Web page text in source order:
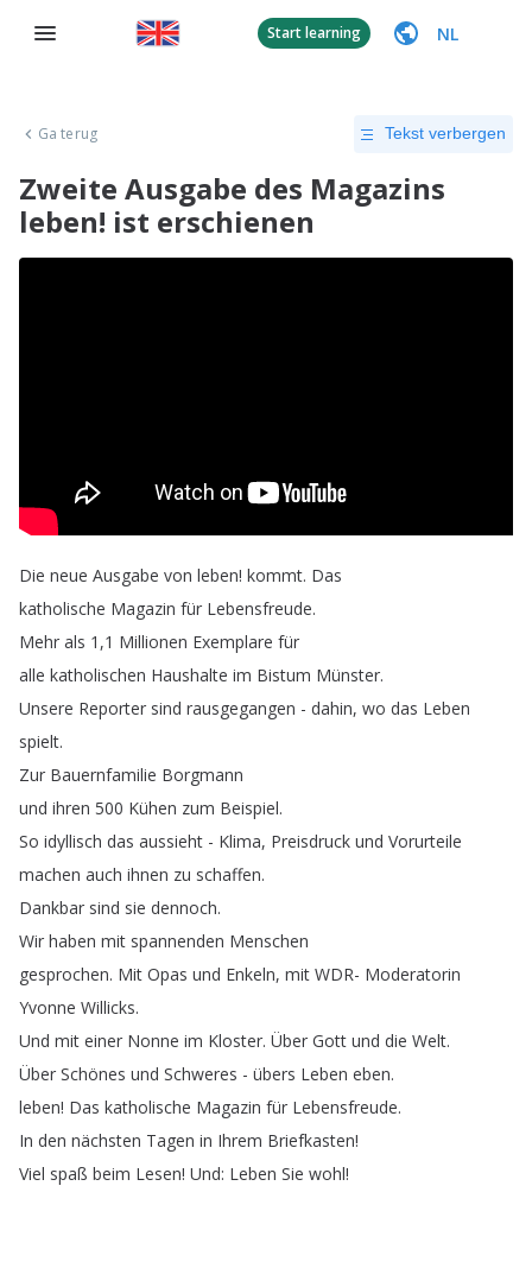
Start learning NL
Ga terug Tekst verbergen
Zweite Ausgabe des Magazins
leben! ist erschienen
Die neue Ausgabe von leben! kommt. Das
katholische Magazin für Lebensfreude.
Mehr als 1,1 Millionen Exemplare für
alle katholischen Haushalte im Bistum Münster.
Unsere Reporter sind rausgegangen - dahin, wo das Leben
spielt.
Zur Bauernfamilie Borgmann
und ihren 500 Kühen zum Beispiel.
So idyllisch das aussieht - Klima, Preisdruck und Vorurteile
machen auch ihnen zu schaffen.
Dankbar sind sie dennoch.
Wir haben mit spannenden Menschen
gesprochen. Mit Opas und Enkeln, mit WDR- Moderatorin
Yvonne Willicks.
Und mit einer Nonne im Kloster. Über Gott und die Welt.
Über Schönes und Schweres - übers Leben eben.
leben! Das katholische Magazin für Lebensfreude.
In den nächsten Tagen in Ihrem Briefkasten!
Viel spaß beim Lesen! Und: Leben Sie wohl!